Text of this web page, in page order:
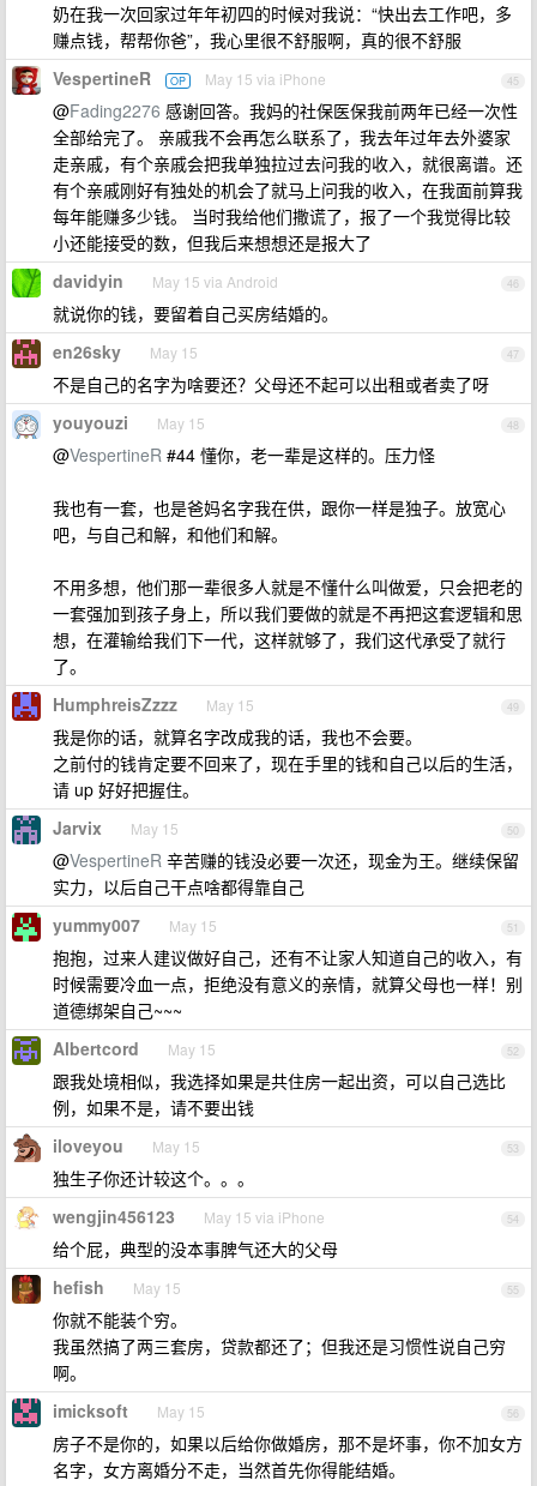
奶在我一次回家过年年初四的时候对我说：“快出去工作吧，多
赚点钱，帮帮你爸”，我心里很不舒服啊，真的很不舒服
45
VespertineR OP May 15 via iPhone
@Fading2276 感谢回答。我妈的社保医保我前两年已经一次性
全部给完了。 亲戚我不会再怎么联系了，我去年过年去外婆家
走亲戚，有个亲戚会把我单独拉过去问我的收入，就很离谱。还
有个亲戚刚好有独处的机会了就马上问我的收入，在我面前算我
每年能赚多少钱。 当时我给他们撒谎了，报了一个我觉得比较
小还能接受的数，但我后来想想还是报大了
46
davidyin May 15 via Android
就说你的钱，要留着自己买房结婚的。
47
en26sky May 15
不是自己的名字为啥要还？父母还不起可以出租或者卖了呀
48
youyouzi May 15
@VespertineR #44 懂你，老一辈是这样的。压力怪
我也有一套，也是爸妈名字我在供，跟你一样是独子。放宽心
吧，与自己和解，和他们和解。
不用多想，他们那一辈很多人就是不懂什么叫做爱，只会把老的
一套强加到孩子身上，所以我们要做的就是不再把这套逻辑和思
想，在灌输给我们下一代，这样就够了，我们这代承受了就行
了。
49
HumphreisZzzz May 15
我是你的话，就算名字改成我的话，我也不会要。
之前付的钱肯定要不回来了，现在手里的钱和自己以后的生活，
请 up 好好把握住。
50
Jarvix May 15
@VespertineR 辛苦赚的钱没必要一次还，现金为王。继续保留
实力，以后自己干点啥都得靠自己
51
yummy007 May 15
抱抱，过来人建议做好自己，还有不让家人知道自己的收入，有
时候需要冷血一点，拒绝没有意义的亲情，就算父母也一样！别
道德绑架自己~~~
52
Albertcord May 15
跟我处境相似，我选择如果是共住房一起出资，可以自己选比
例，如果不是，请不要出钱
53
iloveyou May 15
独生子你还计较这个。。。
54
wengjin456123 May 15 via iPhone
给个屁，典型的没本事脾气还大的父母
55
hefish May 15
你就不能装个穷。
我虽然搞了两三套房，贷款都还了；但我还是习惯性说自己穷
啊。
56
imicksoft May 15
房子不是你的，如果以后给你做婚房，那不是坏事，你不加女方
名字，女方离婚分不走，当然首先你得能结婚。